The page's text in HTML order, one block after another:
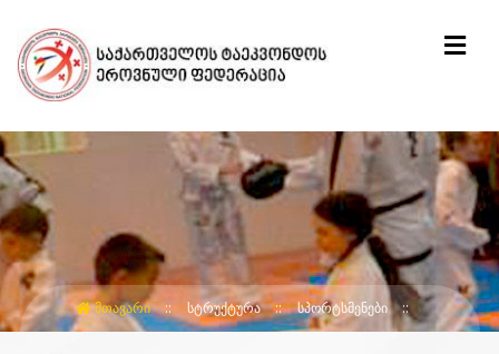
ᲛᲗᲐᲕᲐᲠᲘ ᲡᲢᲠᲣᲥᲢᲣᲠᲐ ᲡᲞᲝᲠᲢᲡᲛᲔᲜᲔᲑᲘ